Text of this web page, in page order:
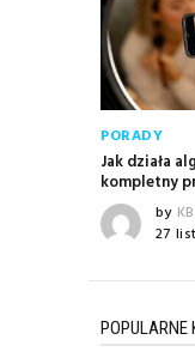
PORADY
Jak działa
kompletny
by
27
POPULARNE